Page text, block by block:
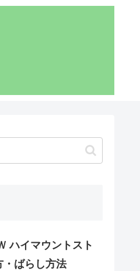
ハイマウントスト
・ばらし方法